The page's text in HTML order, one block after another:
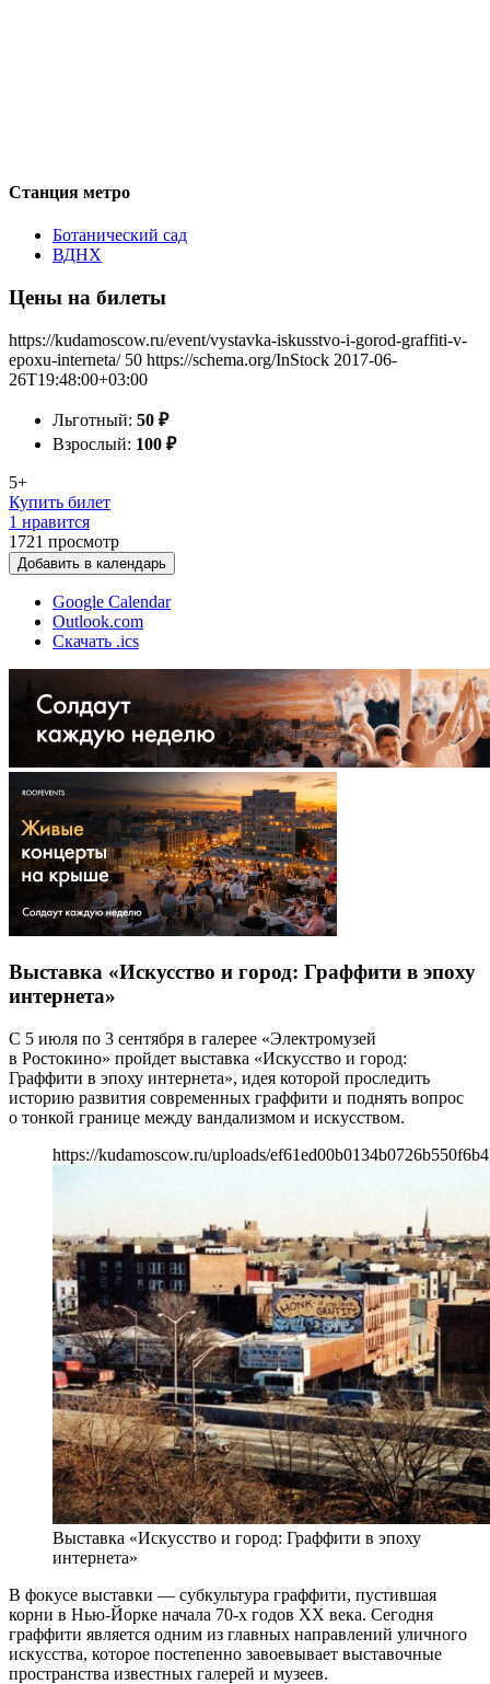
Станция метро
Ботанический сад
ВДНХ
Цены на билеты
https://kudamoscow.ru/event/vystavka-iskusstvo-i-gorod-graffiti-v-
epoxu-interneta/ 50 https://schema.org/InStock 2017-06-
26T19:48:00+03:00
Льготный: 50 ₽
Взрослый: 100 ₽
5+
Купить билет
1 нравится
1721 просмотр
Добавить в календарь
Google Calendar
Outlook.com
Скачать .ics
Выставка «Искусство и город: Граффити­­ в эпоху
интернета»
С 5 июля по 3 сентября в галерее «Электромузей
в Ростокино» пройдет выставка «Искусство и город:
Граффити­­ в эпоху интернета», идея которой проследить
историю развития современных граффити и поднять вопрос
о тонкой границе между вандализмом и искусством.
https://kudamoscow.ru/uploads/
Выставка «Искусство и город: Граффити­­ в эпоху
интернета»
В фокусе выставки — субкультура граффити, пустившая
корни в Нью-Йорке начала 70-х годов XX века. Сегодня
граффити является одним из главных направлений уличного
искусства, которое постепенно завоевывает выставочные
пространства известных галерей и музеев.